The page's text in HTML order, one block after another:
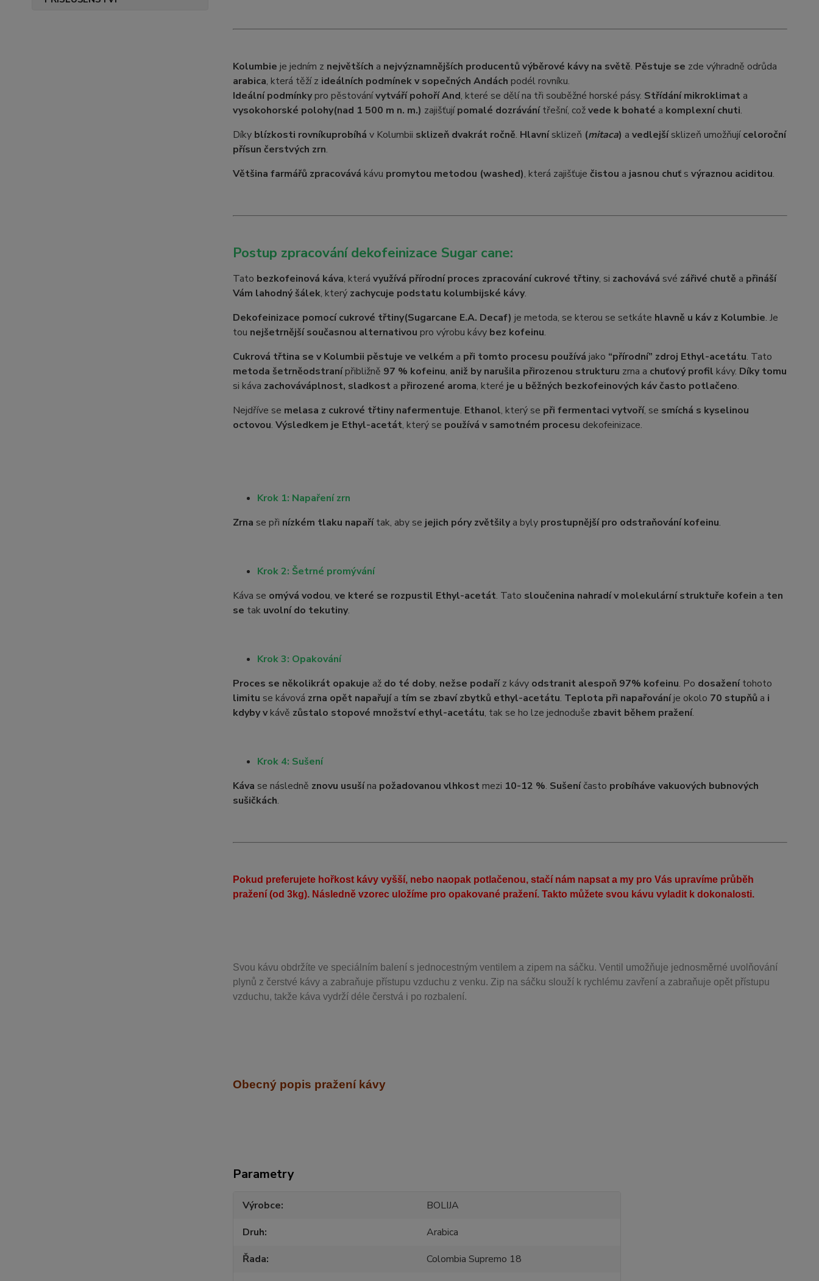
Kolumbie je jedním z největších a nejvýznamnějších producentů výběrové kávy na světě. Pěstuje se zde výhradně odrůda
arabica, která těží z ideálních podmínek v sopečných Andách podél rovníku.
Ideální podmínkypro pěstovánívytváří pohoří And, které se dělí na tři souběžné horské pásy. Střídání mikroklimat a
vysokohorské polohy(nad 1 500 m n. m.) zajišťujípomalé dozrávánítřešní, cožvede k bohaté a komplexní chuti.
Díky blízkosti rovníkuprobíhá v Kolumbii sklizeň dvakrát ročně. Hlavnísklizeň (mitaca) a vedlejšísklizeň umožňujíceloroční
přísun čerstvých zrn.
Většina farmářů zpracovává kávu promytou metodou (washed), která zajišťuje čistou a jasnou chuťs výraznou aciditou.
Postup zpracování dekofeinizace Sugar cane:
Tato bezkofeinová káva, která využívá přírodní proces zpracování cukrové třtiny, si zachovává své zářivé chutě a přináší
Vám lahodný šálek, který zachycuje podstatu kolumbijské kávy.
Dekofeinizace pomocí cukrové třtiny(Sugarcane E.A. Decaf) je metoda, se kterou se setkáte hlavně u káv z Kolumbie. Je
tou nejšetrnější současnou alternativou pro výrobu kávy bez kofeinu.
Cukrová třtina se v Kolumbii pěstuje ve velkém a při tomto procesu používá jako “přírodní” zdroj Ethyl-acetátu. Tato
metoda šetrněodstranípřibližně 97 % kofeinu, aniž by narušila přirozenou strukturu zrna a chuťový profil kávy. Díky tomu
si káva zachováváplnost, sladkost a přirozené aroma, které je u běžných bezkofeinových káv často potlačeno.
Nejdříve se melasa z cukrové třtiny nafermentuje. Ethanol, který se při fermentaci vytvoří, se smíchá s kyselinou
octovou. Výsledkem je Ethyl-acetát, který se používá v samotném procesu dekofeinizace.
Krok 1: Napaření zrn
Zrna se při nízkém tlaku napařítak, aby se jejich póry zvětšilya byly prostupnější pro odstraňování kofeinu.
Krok 2: Šetrné promývání
Káva se omývá vodou, ve které se rozpustil Ethyl-acetát. Tato sloučenina nahradí v molekulární struktuře kofein a ten
se tak uvolní do tekutiny.
Krok 3: Opakování
Proces se několikrát opakuje až do té doby, nežse podaříz kávy odstranit alespoň 97% kofeinu. Po dosaženítohoto
limitu se kávová zrna opět napařujía tím se zbaví zbytků ethyl-acetátu. Teplota při napařováníje okolo 70 stupňů a i
kdyby vkávě zůstalo stopové množství ethyl-acetátu, tak se ho lze jednoduše zbavit během pražení.
Krok 4: Sušení
Káva se následně znovu usušína požadovanou vlhkost mezi 10-12 %. Sušeníčasto probíháve vakuových bubnových
sušičkách.
Pokud preferujete hořkost kávy vyšší, nebo naopak potlačenou, stačí nám napsat a my pro Vás upravíme průběh
pražení (od 3kg). Následně vzorec uložíme pro opakované pražení. Takto můžete svou kávu vyladit k dokonalosti.
Svou kávu obdržíte ve speciálním balení s jednocestným ventilem a zipem na sáčku. Ventil umožňuje jednosměrné uvolňování
plynů z čerstvé kávy a zabraňuje přístupu vzduchu z venku. Zip na sáčku slouží k rychlému zavření a zabraňuje opět přístupu
vzduchu, takže káva vydrží déle čerstvá i po rozbalení.
Obecný popis pražení kávy
Parametry
Výrobce
BOLIJA
Druh
Arabica
Řada
Colombia Supremo 18